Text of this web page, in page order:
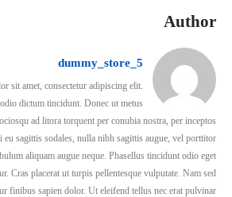
Author
dummy_store_5
sit amet, consectetur adipiscing elit.
dictum tincidunt. Donec ut metus
ad litora torquent per conubia nostra, per inceptos
eu sagittis sodales, nulla nibh sagittis augue, vel porttitor
aliquam augue neque. Phasellus tincidunt odio eget
Cras placerat ut turpis pellentesque vulputate. Nam sed
finibus sapien dolor. Ut eleifend tellus nec erat pulvinar